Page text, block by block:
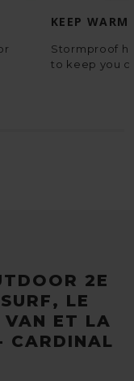
KEEP WARM
Stormproof
to keep you
2E
LE
VAN ET LA
CARDINAL